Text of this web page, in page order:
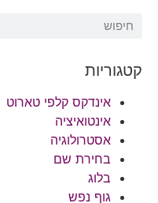
קטגוריות
אינדקס קלפי טארוט
אינטואיציה
אסטרולוגיה
בחירת שם
בלוג
גוף נפש